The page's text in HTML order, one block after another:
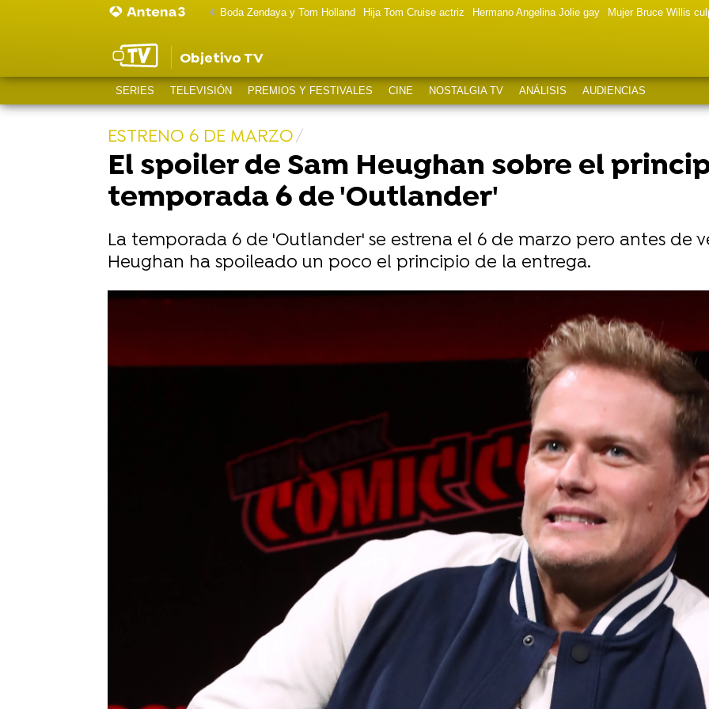
Boda Zendaya y Tom Holland Hija Tom Cruise actriz Hermano Angelina Jolie gay Mujer Bruce Willis
Objetivo TV
SERIES TELEVISIÓN PREMIOS Y FESTIVALES CINE NOSTALGIA TV ANÁLISIS AUDIENCIAS
ESTRENO 6 DE MARZO
El spoiler de Sam Heughan sobre el
temporada 6 de 'Outlander'
La temporada 6 de 'Outlander' se estrena el 6 de marzo pero antes de
Heughan ha spoileado un poco el principio de la entrega.
J. Carlos López Ruedas
04 de febrero de 2022, 16:28
WhatsappFacebook
'Outlander' confiesa su
negativa reacción
cuando eligieron a
Hace casidos años que terminó
la emisión de la
temporada 5de ' Outlander
' en mayo de 2020. Lo
que ha supuesto que los fans de la serie vivan el
droughtlander más largo de su historia